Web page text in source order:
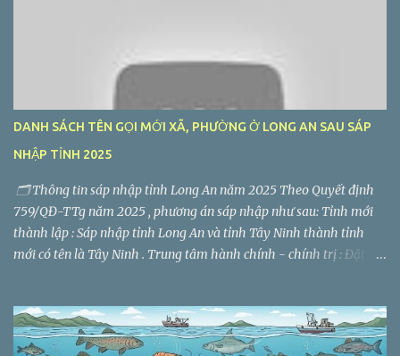
DANH SÁCH TÊN GỌI MỚI XÃ, PHƯỜNG Ở LONG AN SAU SÁP
NHẬP TỈNH 2025
🗂️ Thông tin sáp nhập tỉnh Long An năm 2025 Theo Quyết định
759/QĐ-TTg năm 2025 , phương án sáp nhập như sau: Tỉnh mới
thành lập : Sáp nhập tỉnh Long An và tỉnh Tây Ninh thành tỉnh
mới có tên là Tây Ninh . Trung tâm hành chính - chính trị : Đặt tại
sau sáp nhập : 60 (gồm 56 xã, 4 phường) Giảm từ 186 đơn vị hành
chính cấp xã, phường, thị trấn.